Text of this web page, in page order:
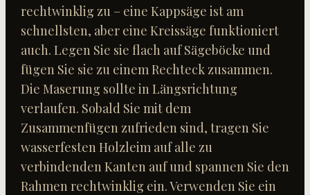
rechtwinklig zu – eine Kappsäge ist am
schnellsten, aber eine Kreissäge funktioniert
auch. Legen Sie sie flach auf Sägeböcke und
fügen Sie sie zu einem Rechteck zusammen.
Die Maserung sollte in Längsrichtung
verlaufen. Sobald Sie mit dem
Zusammenfügen zufrieden sind, tragen Sie
wasserfesten Holzleim auf alle zu
verbindenden Kanten auf und spannen Sie den
Rahmen rechtwinklig ein. Verwenden Sie ein